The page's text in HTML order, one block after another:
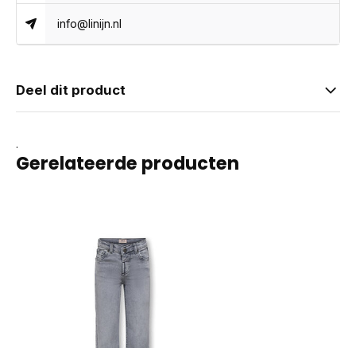
info@linijn.nl
Deel dit product
.
Gerelateerde producten